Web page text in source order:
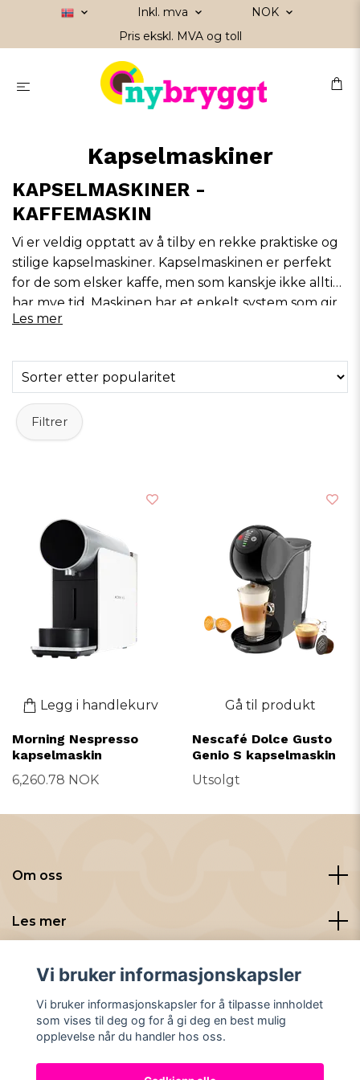
Inkl. mva
NOK
Pris ekskl. MVA og toll
Kapselmaskiner
KAPSELMASKINER -
KAFFEMASKIN
Vi er veldig opptatt av å tilby en rekke praktiske og
stilige kapselmaskiner. Kapselmaskinen er perfekt
for de som elsker kaffe, men som kanskje ikke alltid
har mye tid. Maskinen har et enkelt system som gir
deg muligheten til raskt og enkelt å tilberede en
Kapselmaskinen passer perfekt både hjemme, på
kontoret eller hvorfor ikke på båten. Med en
kapselmaskin kan du enkelt variere kaffen og du
kan også lage te og varm sjokolade med den.
mellom ulike smaker.
I vårt sortiment har vi samlet flere ulike modeller av
kapselmaskiner slik at du kan finne din favoritt . Det
finnes mange forskjellige stilige modeller å velge
mellom, både klassiske og moderne. Ta en titt på
produktene våre, sammenlign funksjonene deres
og finn en som passer inn i kjøkkenet ditt.
Les mer
Filtrer
Legg i handlekurv
Morning Nespresso
kapselmaskin
6,260.78 NOK
Gå til produkt
Nescafé Dolce Gusto
Genio S kapselmaskin
Utsolgt
Om oss
Les mer
Sosiale medier
Vi bruker informasjonskapsler
Vi bruker informasjonskapsler for å tilpasse innholdet
som vises til deg og for å gi deg en best mulig
opplevelse når du handler hos oss.